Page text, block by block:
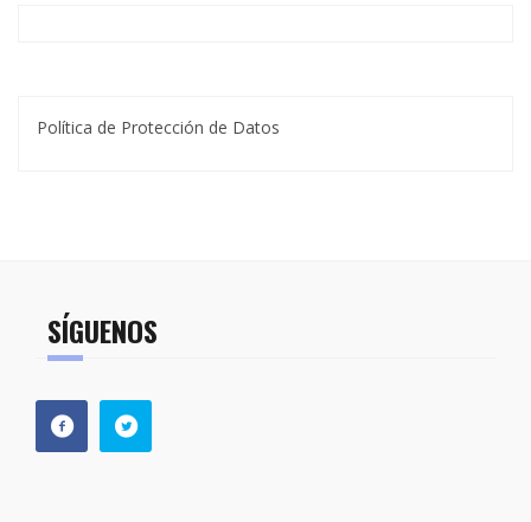
Política de Protección de Datos
SÍGUENOS